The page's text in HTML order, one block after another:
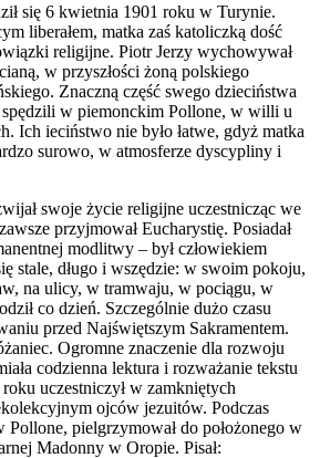
się 6 kwietnia 1901 roku w Turynie.
liberałem, matka zaś katoliczką dość
religijne. Piotr Jerzy wychowywał
w przyszłości żoną polskiego
Znaczną część swego dzieciństwa
spędzili w piemonckim Pollone, w willi u
Ich ieciństwo nie było łatwe, gdyż matka
surowo, w atmosferze dyscypliny i
swoje życie religijne uczestnicząc we
przyjmował Eucharystię. Posiadał
modlitwy – był człowiekiem
stale, długo i wszędzie: w swoim pokoju,
na ulicy, w tramwaju, w pociągu, w
co dzień. Szczególnie dużo czasu
przed Najświętszym Sakramentem.
Ogromne znaczenie dla rozwoju
codzienna lektura i rozważanie tekstu
uczestniczył w zamkniętych
ojców jezuitów. Podczas
Pollone, pielgrzymował do położonego w
Madonny w Oropie. Pisał: